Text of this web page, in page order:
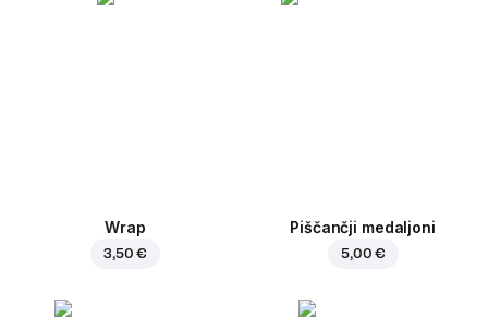
Wrap
3,50 €
Piščančji medaljoni
5,00 €